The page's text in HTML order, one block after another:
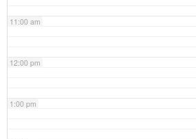
11:00 am
12:00 pm
1:00 pm